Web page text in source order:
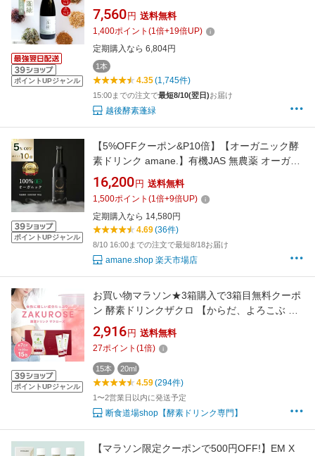
ポイントUPジャンル
グドリンク 酵素 720ml 1本 置き換え プチ断食
置き換え
7,560 円 送料無料
1,400ポイント (1倍+19倍UP)
定期購入なら 6,804円
1本
4.35(1,745件)
15:00までの注文で最短8/10(翌日)お届け
越後酵素蓬緑
ポイントUPジャンル
【5%OFFクーポン&P10倍】【オーガニック酵
素ドリンク amane.】有機JAS 無農薬 オーガニ
ック 無化学肥料 発酵エキス 健康 美容 腸活 フ
ルボ酸 デトックス ミネラル organic ファステ
ィング 断食 無添加 置き換え ダイエット アーユ
ルヴェーダ 父の日 ギフト
16,200 円 送料無料
1,500ポイント (1倍+9倍UP)
定期購入なら 14,580円
4.69(36件)
8/10 16:00までの注文で最短8/18お届け
amane.shop 楽天市場店
ポイントUPジャンル
お買い物マラソン★3箱購入で3箱目無料クーポ
ン 酵素ドリンクザクロ 【からだ、よろこぶ 美
容 習慣】 国産 酵素ドリンク 断食 ファスティン
グ ダイエット 腸活 サポート 女性 オリゴ糖 【
ゆうこうせん ポケット 優光泉 ザクローズ
（20ml×15包）】1週間分 個包装 持ち運び
2,916 円 送料無料
27ポイント (1倍)
15本 20ml
4.59(294件)
1〜2営業日以内に発送予定
断食道場shop【酵素ドリンク専門】
【マラソン限定クーポンで500円OFF!】EM X